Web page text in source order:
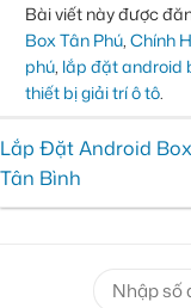
Bài viết này được
Box Tân Phú, Chính
phú, lắp đặt android
thiết bị giải trí ô tô.
Lắp Đặt Android
Tân Bình